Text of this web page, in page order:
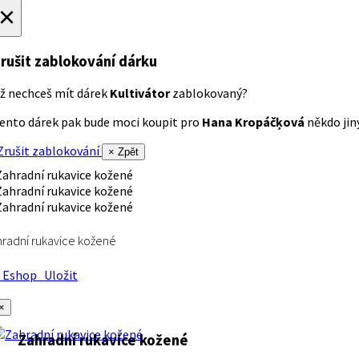
zablokování dárku
nechceš mít dárek Kultivátorzablokovaný?
dárek pak bude moci koupit pro Hana Kropáčķová někdo
zablokování
× Zpět
rukavice kožené
Uložit
Zahradní rukavice kožené